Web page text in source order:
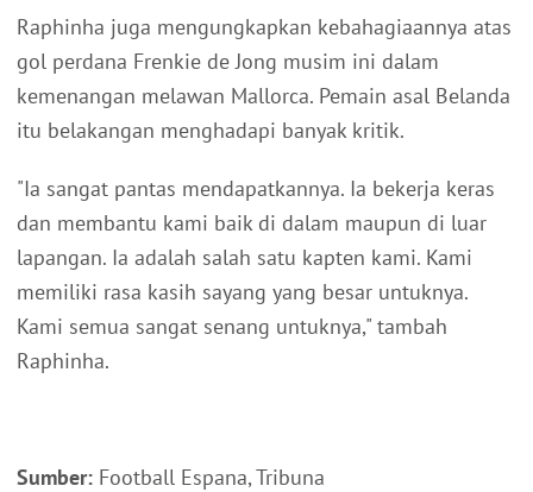
Raphinha juga mengungkapkan kebahagiaannya atas
gol perdana Frenkie de Jong musim ini dalam
kemenangan melawan Mallorca. Pemain asal Belanda
itu belakangan menghadapi banyak kritik.
"Ia sangat pantas mendapatkannya. Ia bekerja keras
dan membantu kami baik di dalam maupun di luar
lapangan. Ia adalah salah satu kapten kami. Kami
memiliki rasa kasih sayang yang besar untuknya.
Kami semua sangat senang untuknya," tambah
Raphinha.
Sumber: Football Espana, Tribuna